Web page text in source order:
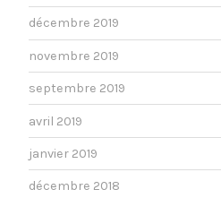
décembre 2019
novembre 2019
septembre 2019
avril 2019
janvier 2019
décembre 2018